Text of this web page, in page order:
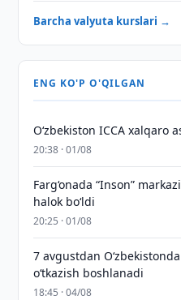
Barcha valyuta kurslari →
ENG KO'P O'QILGAN
O‘zbekiston ICCA xalqaro
20:38 · 01/08
Farg‘onada “Inson”
halok bo‘ldi
20:25 · 01/08
7 avgustdan
o‘tkazish boshlanadi
18:45 · 04/08